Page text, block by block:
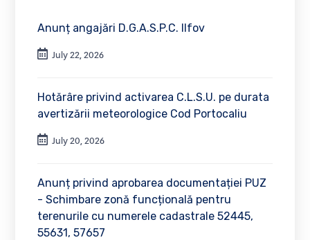
Anunț angajări D.G.A.S.P.C. Ilfov
July 22, 2026
Hotărâre privind activarea C.L.S.U. pe durata
avertizării meteorologice Cod Portocaliu
July 20, 2026
Anunț privind aprobarea documentației PUZ
- Schimbare zonă funcțională pentru
terenurile cu numerele cadastrale 52445,
55631, 57657